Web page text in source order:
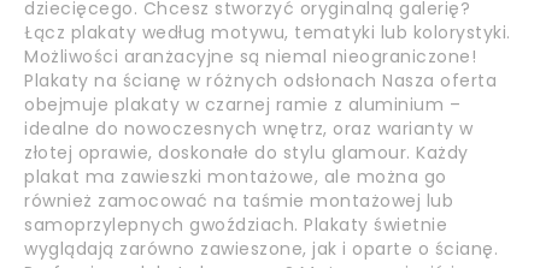
dziecięcego. Chcesz stworzyć oryginalną galerię?
Łącz plakaty według motywu, tematyki lub kolorystyki.
Możliwości aranżacyjne są niemal nieograniczone!
Plakaty na ścianę w różnych odsłonach Nasza oferta
obejmuje plakaty w czarnej ramie z aluminium –
idealne do nowoczesnych wnętrz, oraz warianty w
złotej oprawie, doskonałe do stylu glamour. Każdy
plakat ma zawieszki montażowe, ale można go
również zamocować na taśmie montażowej lub
samoprzylepnych gwoździach. Plakaty świetnie
wyglądają zarówno zawieszone, jak i oparte o ścianę.